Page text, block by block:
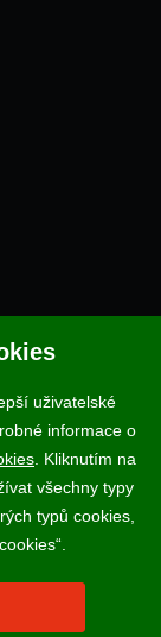
vystavit
přijatou tržbu u
pak nejpozději do
18-ti let.
uživatelské
informace o
. Kliknutím na
všechny typy
typů cookies,